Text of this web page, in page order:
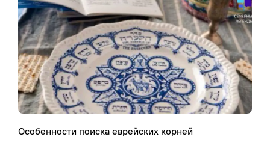
Особенности поиска еврейских корней